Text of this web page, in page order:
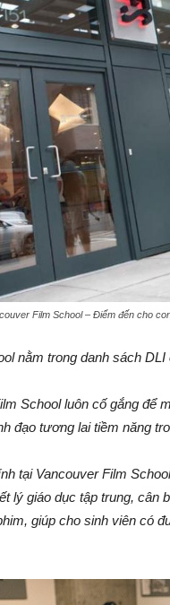
Film School – Điểm đến cho
nằm trong danh sách
School luôn cố gắng để
đạo tương lai tiềm năng
tại Vancouver Film
lý giáo dục tập trung,
giúp cho sinh viên có